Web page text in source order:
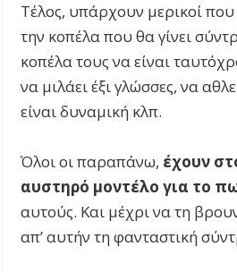
Τέλος, υπάρχουν μερικοί που
την κοπέλα που θα γίνει
κοπέλα τους να είναι
να μιλάει έξι γλώσσες, να
είναι δυναμική κλπ.
Όλοι οι παραπάνω, έχουν
αυστηρό μοντέλο για το
αυτούς. Και μέχρι να τη
απ’ αυτήν τη φανταστική